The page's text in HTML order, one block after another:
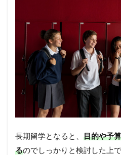
長期留学となると、 目的や予
るのでしっかりと検討した上